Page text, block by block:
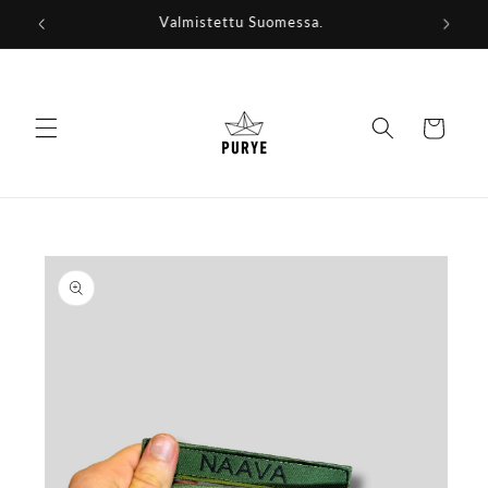
siirry
Valmistettu Suomessa.
Ostoskori
tuotetietoihin